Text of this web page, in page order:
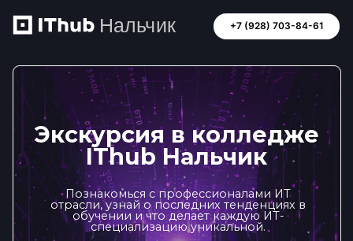
+7 (928) 703-84-61
Экскурсия в колледже
IThub Нальчик
Познакомься с профессионалами ИТ
отрасли, узнай о последних тенденциях в
обучении и что делает каждую ИТ-
специализацию уникальной.